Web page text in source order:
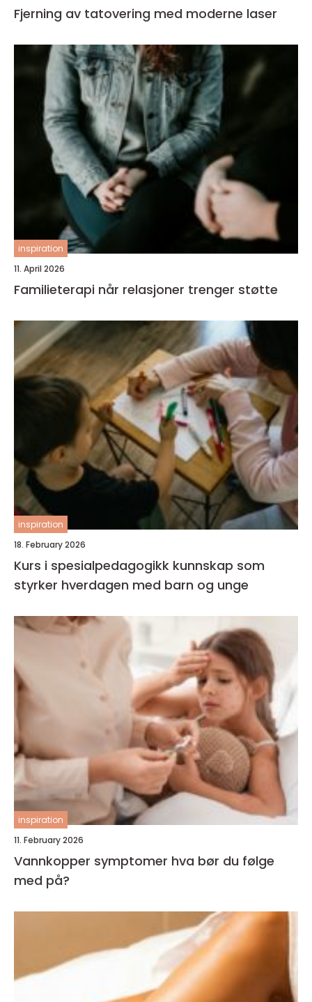
Fjerning av tatovering med moderne laser
inspiration
11. April 2026
Familieterapi når relasjoner trenger støtte
inspiration
18. February 2026
Kurs i spesialpedagogikk kunnskap som
styrker hverdagen med barn og unge
inspiration
11. February 2026
Vannkopper symptomer hva bør du følge
med på?